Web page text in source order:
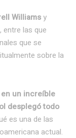
Williamsy
entre las que
que se
sobre la
un increíble
desplegó todo
es una de las
actual.